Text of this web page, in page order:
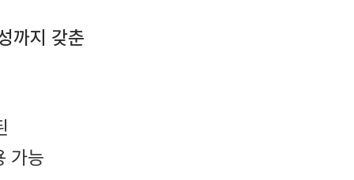
까지 갖춘
가능